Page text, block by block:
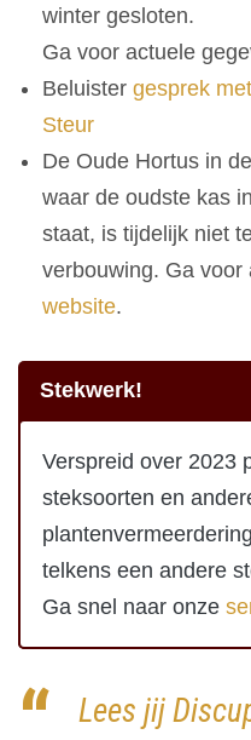
winter gesloten.
Ga voor actuele
Beluister gesprek
Steur
De Oude Hortus in
waar de oudste kas
staat, is tijdelijk niet
verbouwing. Ga
website.
Stekwerk!
Verspreid over 2023
steksoorten en
telkens een andere
Ga snel naar onze
Lees jij